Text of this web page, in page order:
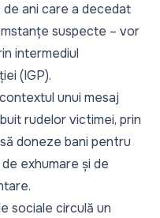
ani care a decedat
suspecte – vor
intermediul
(IGP).
unui mesaj
rudelor victimei, prin
doneze bani pentru
exhumare și de
sociale circulă un